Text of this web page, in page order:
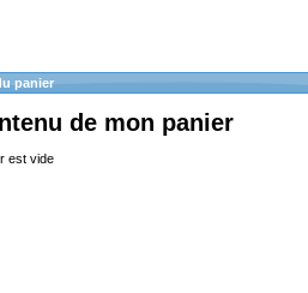
panier
de mon panier
est vide